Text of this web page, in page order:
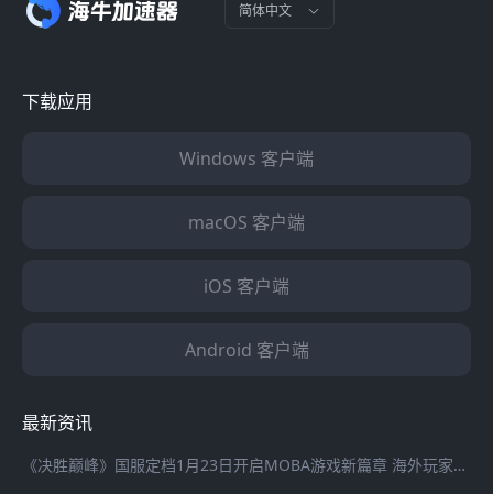
简体中文
下载应用
Windows 客户端
macOS 客户端
iOS 客户端
Android 客户端
最新资讯
《决胜巅峰》国服定档1月23日开启MOBA游戏新篇章 海外玩家登录国服游戏延迟高怎么办？